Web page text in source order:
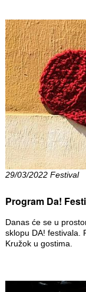
29/03/2022 Festival
Program Da!
Danas će se u
sklopu DA! festivala.
Kružok u gostima.